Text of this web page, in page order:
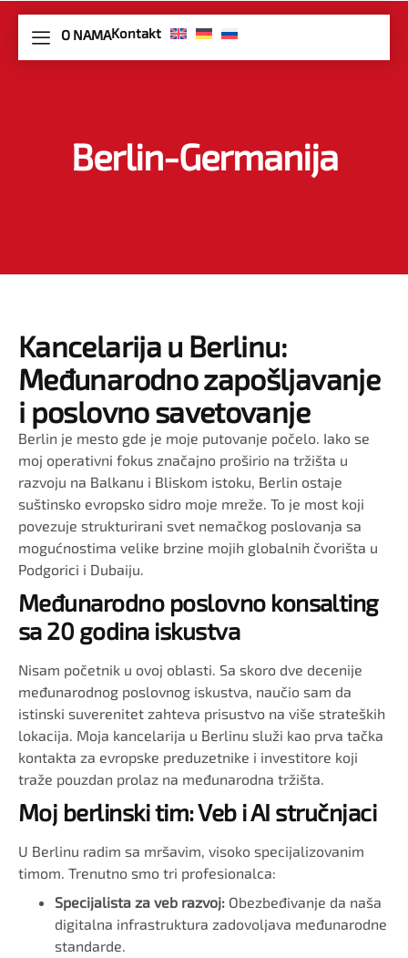
O NAMAKontakt
Berlin-Germanija
Kancelarija u Berlinu:
Međunarodno zapošljavanje
i poslovno savetovanje
Berlin je mesto gde je moje putovanje počelo. Iako se
moj operativni fokus značajno proširio na tržišta u
razvoju na Balkanu i Bliskom istoku, Berlin ostaje
suštinsko evropsko sidro moje mreže. To je most koji
povezuje strukturirani svet nemačkog poslovanja sa
mogućnostima velike brzine mojih globalnih čvorišta u
Podgorici i Dubaiju.
Međunarodno poslovno konsalting
sa 20 godina iskustva
Nisam početnik u ovoj oblasti. Sa skoro dve decenije
međunarodnog poslovnog iskustva, naučio sam da
istinski suverenitet zahteva prisustvo na više strateških
lokacija. Moja kancelarija u Berlinu služi kao prva tačka
kontakta za evropske preduzetnike i investitore koji
traže pouzdan prolaz na međunarodna tržišta.
Moj berlinski tim: Veb i AI stručnjaci
U Berlinu radim sa mršavim, visoko specijalizovanim
timom. Trenutno smo tri profesionalca:
Specijalista za veb razvoj: Obezbeđivanje da naša
digitalna infrastruktura zadovoljava međunarodne
standarde.